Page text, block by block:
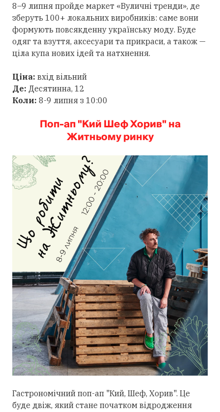
8–9 липня пройде маркет «Вуличні тренди», де
зберуть 100+ локальних виробників: саме вони
формують повсякденну українську моду. Буде
одяг та взуття, аксесуари та прикраси, а також —
ціла купа нових ідей та натхнення.
Ціна: вхід вільний
Де: Десятинна, 12
Коли: 8-9 липня з 10:00
Поп-ап "Кий Шеф Хорив" на
Житньому ринку
Гастрономічний поп-ап "Кий, Шеф, Хорив". Це
буде двіж, який стане початком відродження